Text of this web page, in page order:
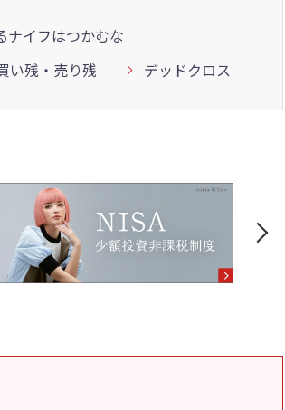
ナイフはつかむな
い残・売り残 デッドクロス